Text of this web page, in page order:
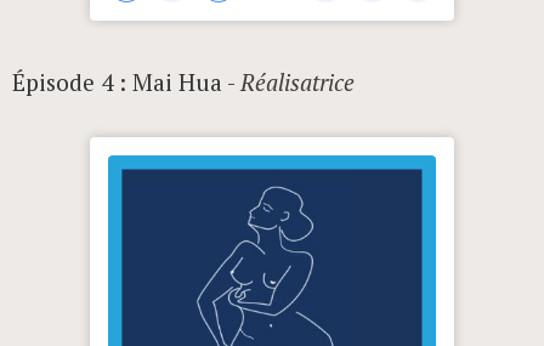
Épisode 4 : Mai Hua - Réalisatrice